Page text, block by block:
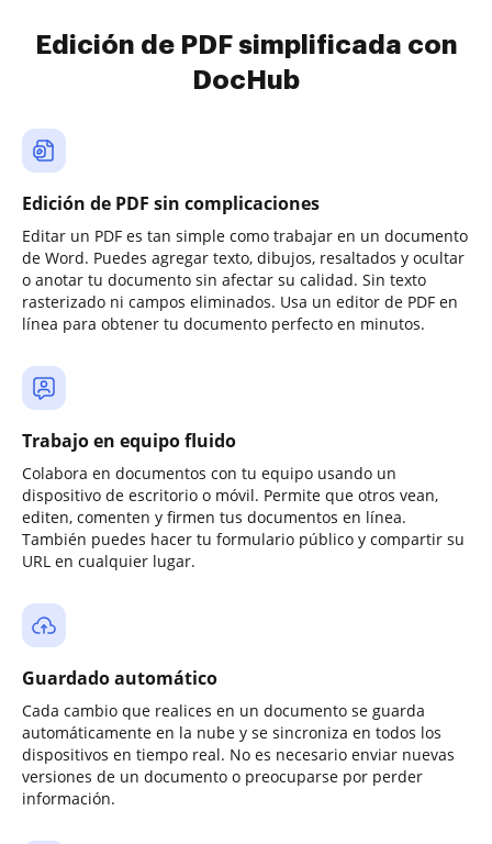
Edición de PDF simplificada con
DocHub
Edición de PDF sin complicaciones
Editar un PDF es tan simple como trabajar en un documento
de Word. Puedes agregar texto, dibujos, resaltados y ocultar
o anotar tu documento sin afectar su calidad. Sin texto
rasterizado ni campos eliminados. Usa un editor de PDF en
línea para obtener tu documento perfecto en minutos.
Trabajo en equipo fluido
Colabora en documentos con tu equipo usando un
dispositivo de escritorio o móvil. Permite que otros vean,
editen, comenten y firmen tus documentos en línea.
También puedes hacer tu formulario público y compartir su
URL en cualquier lugar.
Guardado automático
Cada cambio que realices en un documento se guarda
automáticamente en la nube y se sincroniza en todos los
dispositivos en tiempo real. No es necesario enviar nuevas
versiones de un documento o preocuparse por perder
información.